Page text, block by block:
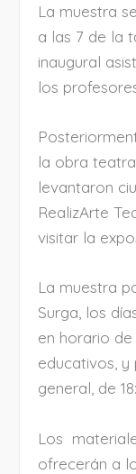
La muestra
a las 7 de la
inaugural
los
la obra
levantaron
RealizArte
visitar la
La muestra
Surga, los
en horario
educativos,
general, de
Los
ofrecerán a